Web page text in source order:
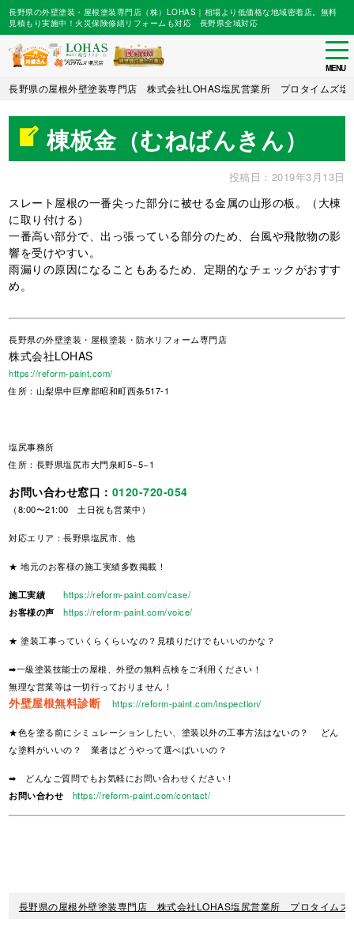
Skip
main
content
長野県の外壁塗装・屋根塗装専門店（株）LOHAS｜相場より低価格な地域密着店。無料
見積もり実施中！火災保険修繕リフォームも対応 長野県全域対応
MENU
長野県の屋根外壁塗装専門店 株式会社LOHAS塩尻営業所 プロタイムズ塩
棟板金（むねばんきん）
投稿日：2019年3月13日
スレート屋根の一番尖った部分に被せる金属の山形の板。（大棟
に取り付ける）
一番高い部分で、出っ張っている部分のため、台風や飛散物の影
響を受けやすい。
雨漏りの原因になることもあるため、定期的なチェックがおすす
め。
長野県の外壁塗装・屋根塗装・防水リフォーム専門店
株式会社LOHAS
https://reform-paint.com/
住所：山梨県中巨摩郡昭和町西条517-1
塩尻事務所
住所：長野県塩尻市大門泉町5−5−1
お問い合わせ窓口： 0120-720-054
（8:00〜21:00 土日祝も営業中）
対応エリア：長野県塩尻市、他
★ 地元のお客様の施工実績多数掲載！
施工実績
https://reform-paint.com/case/
お客様の声
https://reform-paint.com/voice/
★ 塗装工事っていくらくらいなの？見積りだけでもいいのかな？
➡一級塗装技能士の屋根、外壁の無料点検をご利用ください！
無理な営業等は一切行っておりません！
外壁屋根無料診断 https://reform-paint.com/inspection/
★色を塗る前にシミュレーションしたい、塗装以外の工事方法はないの？ どん
な塗料がいいの？ 業者はどうやって選べばいいの？
➡ どんなご質問でもお気軽にお問い合わせください！
お問い合わせ
https://reform-paint.com/contact/
長野県の屋根外壁塗装専門店 株式会社LOHAS塩尻営業所 プロタイムズ